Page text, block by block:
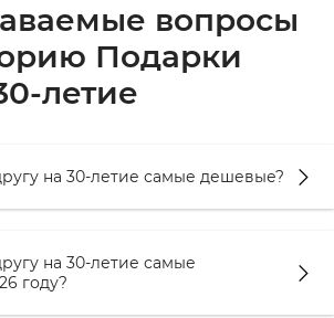
вопросы
Подарки
летие
на 30-летие самые дешевые?
на 30-летие самые
году?